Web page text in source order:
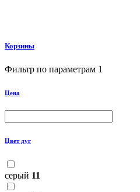
Корзины
Фильтр по параметрам 1
Цена
Цвет дуг
серый 11